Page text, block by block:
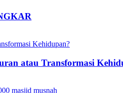
atau Transformasi